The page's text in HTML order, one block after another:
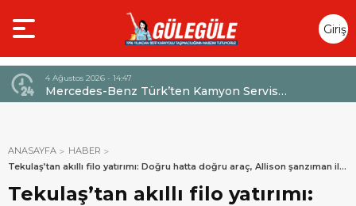
Giriş
Yap
4 Ağustos 2026 - 14:47
Mercedes-Benz Türk’ten Kamyon Servis
Sözleşmelerinde 36 Aya Varan Taksit İmkânı
ANASAYFA
HABER
Tekulaş’tan akıllı filo yatırımı: Doğru hatta doğru araç, Allison şanzıman ile
maksimum verimlilik
Tekulaş’tan akıllı filo yatırımı: